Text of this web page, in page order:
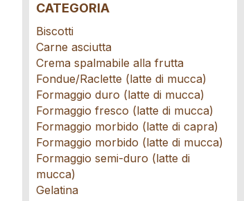
CATEGORIA
Biscotti
Carne asciutta
Crema spalmabile alla frutta
Fondue/Raclette (latte di mucca)
Formaggio duro (latte di mucca)
Formaggio fresco (latte di mucca)
Formaggio morbido (latte di capra)
Formaggio morbido (latte di mucca)
Formaggio semi-duro (latte di
mucca)
Gelatina